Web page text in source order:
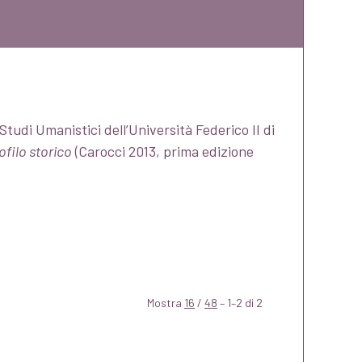
Umanistici dell’Università Federico II di
storico(Carocci 2013, prima edizione
Mostra 16 / 48 – 1–2 di 2